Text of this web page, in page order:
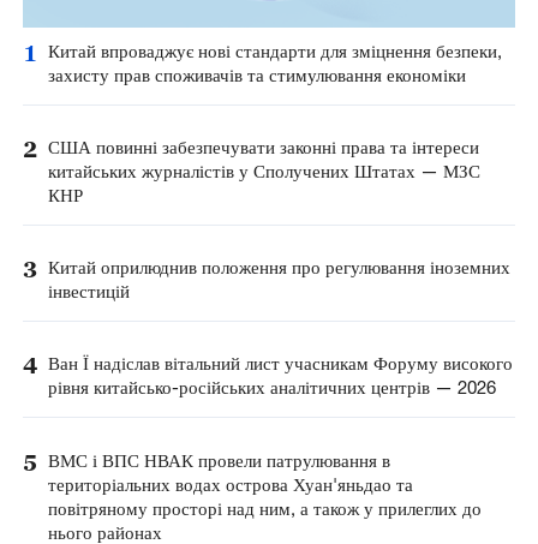
1
Китай впроваджує нові стандарти для зміцнення безпеки,
захисту прав споживачів та стимулювання економіки
2 США повинні забезпечувати законні права та інтереси
китайських журналістів у Сполучених Штатах — МЗС
КНР
3 Китай оприлюднив положення про регулювання іноземних
інвестицій
4 Ван Ї надіслав вітальний лист учасникам Форуму високого
рівня китайсько-російських аналітичних центрів — 2026
5 ВМС і ВПС НВАК провели патрулювання в
територіальних водах острова Хуан'яньдао та
повітряному просторі над ним, а також у прилеглих до
нього районах